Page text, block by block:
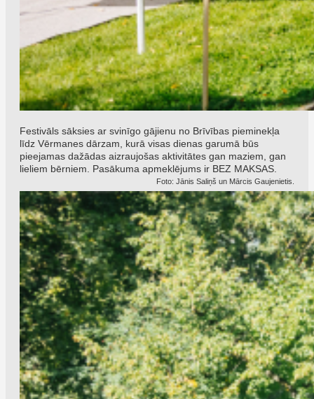
Festivāls sāksies ar svinīgo gājienu no Brīvības pieminekļa
līdz Vērmanes dārzam, kurā visas dienas garumā būs
pieejamas dažādas aizraujošas aktivitātes gan maziem, gan
lieliem bērniem. Pasākuma apmeklējums ir BEZ MAKSAS.
Foto: Jānis Saliņš un Mārcis Gaujenietis.